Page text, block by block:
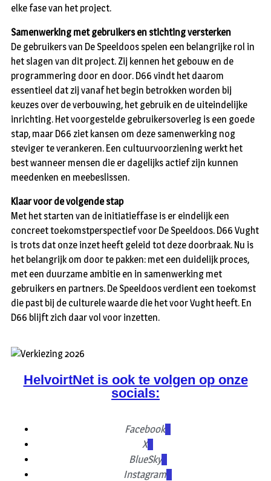
elke fase van het project.
Samenwerking met gebruikers en stichting versterken
De gebruikers van De Speeldoos spelen een belangrijke rol in
het slagen van dit project. Zij kennen het gebouw en de
programmering door en door. D66 vindt het daarom
essentieel dat zij vanaf het begin betrokken worden bij
keuzes over de verbouwing, het gebruik en de uiteindelijke
inrichting. Het voorgestelde gebruikersoverleg is een goede
stap, maar D66 ziet kansen om deze samenwerking nog
steviger te verankeren. Een cultuurvoorziening werkt het
best wanneer mensen die er dagelijks actief zijn kunnen
meedenken en meebeslissen.
Klaar voor de volgende stap
Met het starten van de initiatieffase is er eindelijk een
concreet toekomstperspectief voor De Speeldoos. D66 Vught
is trots dat onze inzet heeft geleid tot deze doorbraak. Nu is
het belangrijk om door te pakken: met een duidelijk proces,
met een duurzame ambitie en in samenwerking met
gebruikers en partners. De Speeldoos verdient een toekomst
die past bij de culturele waarde die het voor Vught heeft. En
D66 blijft zich daar vol voor inzetten.
HelvoirtNet is ook te volgen op onze
socials:
Facebook
X
BlueSky
Instagram